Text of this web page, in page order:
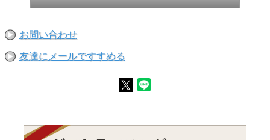
お問い合わせ
友達にメールですすめる